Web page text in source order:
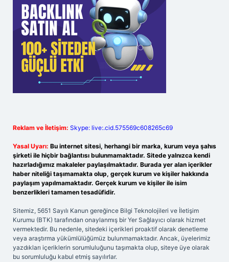
Reklam ve İletişim: Skype: live:.cid.575569c608265c69
Yasal Uyarı: Bu internet sitesi, herhangi bir marka, kurum veya şahıs
şirketi ile hiçbir bağlantısı bulunmamaktadır. Sitede yalnızca kendi
hazırladığımız makaleler paylaşılmaktadır. Burada yer alan içerikler
haber niteliği taşımamakta olup, gerçek kurum ve kişiler hakkında
paylaşım yapılmamaktadır. Gerçek kurum ve kişiler ile isim
benzerlikleri tamamen tesadüfidir.
Sitemiz, 5651 Sayılı Kanun gereğince Bilgi Teknolojileri ve İletişim
Kurumu (BTK) tarafından onaylanmış bir Yer Sağlayıcı olarak hizmet
vermektedir. Bu nedenle, sitedeki içerikleri proaktif olarak denetleme
veya araştırma yükümlülüğümüz bulunmamaktadır. Ancak, üyelerimiz
yazdıkları içeriklerin sorumluluğunu taşımakta olup, siteye üye olarak
bu sorumluluğu kabul etmiş sayılırlar.